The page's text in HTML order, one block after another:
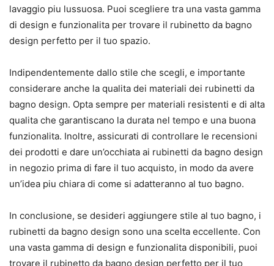
lavaggio piu lussuosa. Puoi scegliere tra una vasta gamma
di design e funzionalita per trovare il rubinetto da bagno
design perfetto per il tuo spazio.
Indipendentemente dallo stile che scegli, e importante
considerare anche la qualita dei materiali dei rubinetti da
bagno design. Opta sempre per materiali resistenti e di alta
qualita che garantiscano la durata nel tempo e una buona
funzionalita. Inoltre, assicurati di controllare le recensioni
dei prodotti e dare un’occhiata ai rubinetti da bagno design
in negozio prima di fare il tuo acquisto, in modo da avere
un’idea piu chiara di come si adatteranno al tuo bagno.
In conclusione, se desideri aggiungere stile al tuo bagno, i
rubinetti da bagno design sono una scelta eccellente. Con
una vasta gamma di design e funzionalita disponibili, puoi
trovare il rubinetto da bagno design perfetto per il tuo